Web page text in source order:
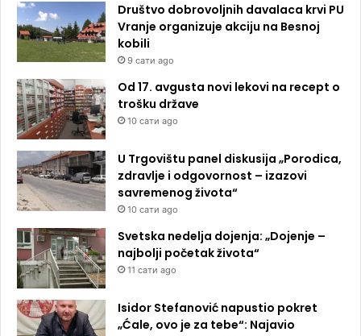
Društvo dobrovoljnih davalaca krvi PU
Vranje organizuje akciju na Besnoj
kobili
9 сати ago
Od 17. avgusta novi lekovi na recept o
trošku države
10 сати ago
U Trgovištu panel diskusija „Porodica,
zdravlje i odgovornost – izazovi
savremenog života“
10 сати ago
Svetska nedelja dojenja: „Dojenje –
najbolji početak života“
11 сати ago
Isidor Stefanović napustio pokret
„Ćale, ovo je za tebe“: Najavio